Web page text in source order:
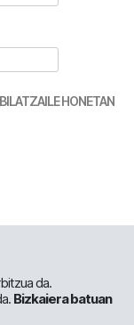
HONETAN
da.
Bizkaiera batuan